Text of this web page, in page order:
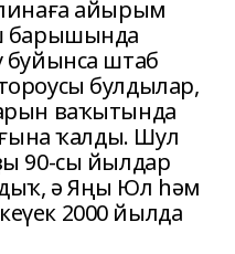
айырым
барышында
буйынса штаб
булдылар,
ваҡытында
ҡалды. Шул
90-сы йылдар
ә Яңы Юл һәм
2000 йылда